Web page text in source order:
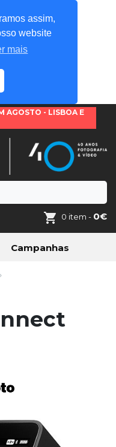
assim,
website
mais
AGOSTO - LISBOA E
0 item - 0€
Campanhas